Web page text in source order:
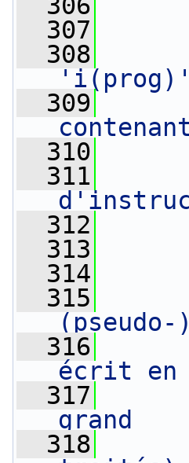
  307
  308
'i(prog)'
  309
  310
  311
  312
  313
  314
  315
  316
écrit en
  317
grand
  318